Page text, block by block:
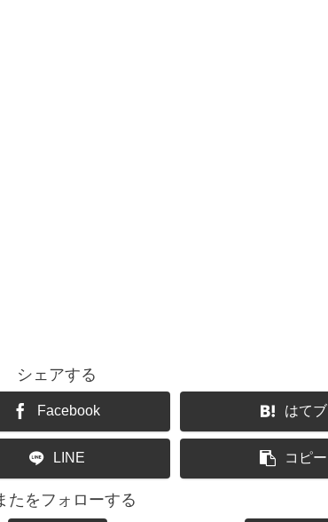
シェアする
Facebook はてブ
LINE コピー
たをフォローする